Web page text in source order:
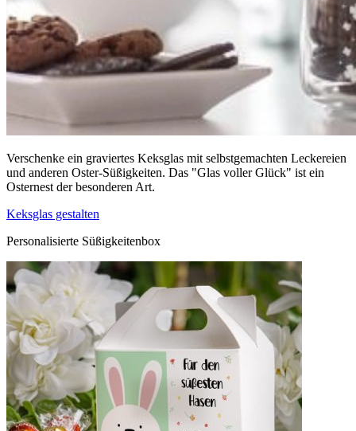
Verschenke ein graviertes Keksglas mit selbstgemachten Leckereien
und anderen Oster-Süßigkeiten. Das "Glas voller Glück" ist ein
Osternest der besonderen Art.
Keksglas gestalten
Personalisierte Süßigkeitenbox